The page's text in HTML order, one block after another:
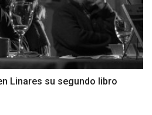
Linares su segundo libro